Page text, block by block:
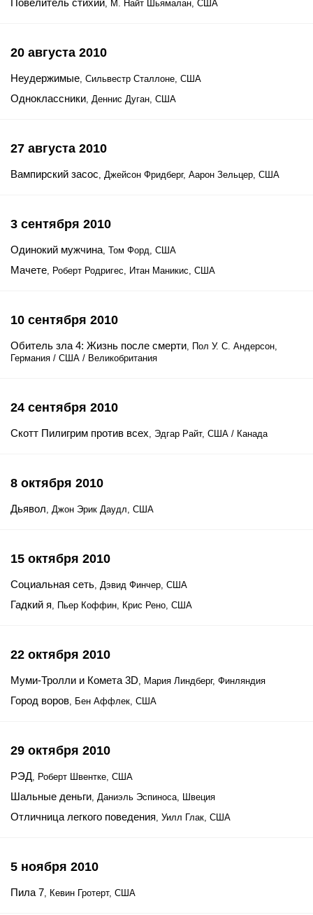
Повелитель стихий, М. Найт Шьямалан, США
20 августа 2010
Неудержимые, Сильвестр Сталлоне, США
Одноклассники, Деннис Дуган, США
27 августа 2010
Вампирский засос, Джейсон Фридберг, Аарон Зельцер, США
3 сентября 2010
Одинокий мужчина, Том Форд, США
Мачете, Роберт Родригес, Итан Маникис, США
10 сентября 2010
Обитель зла 4: Жизнь после смерти, Пол У. С. Андерсон,
Германия / США / Великобритания
24 сентября 2010
Скотт Пилигрим против всех, Эдгар Райт, США / Канада
8 октября 2010
Дьявол, Джон Эрик Даудл, США
15 октября 2010
Социальная сеть, Дэвид Финчер, США
Гадкий я, Пьер Коффин, Крис Рено, США
22 октября 2010
Муми-Тролли и Комета 3D, Мария Линдберг, Финляндия
Город воров, Бен Аффлек, США
29 октября 2010
РЭД, Роберт Швентке, США
Шальные деньги, Даниэль Эспиноса, Швеция
Отличница легкого поведения, Уилл Глак, США
5 ноября 2010
Пила 7, Кевин Гротерт, США